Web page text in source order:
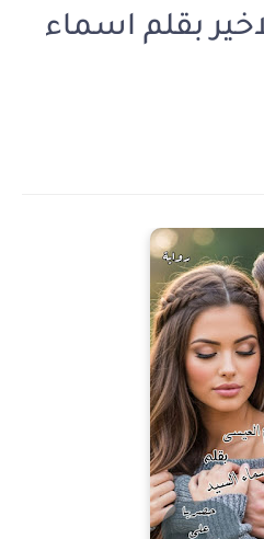
34 والاخير بقلم اسماء